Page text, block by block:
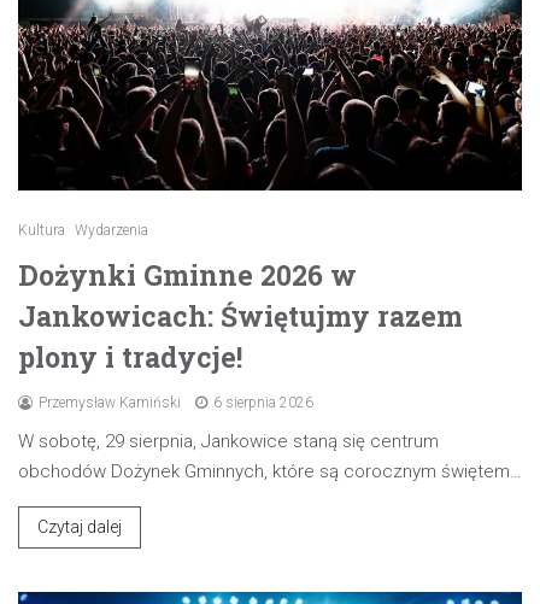
Kultura Wydarzenia
Dożynki Gminne 2026 w
Jankowicach: Świętujmy razem
plony i tradycje!
Przemysław Kamiński 6 sierpnia 2026
W sobotę, 29 sierpnia, Jankowice staną się centrum
obchodów Dożynek Gminnych, które są corocznym świętem…
Czytaj dalej